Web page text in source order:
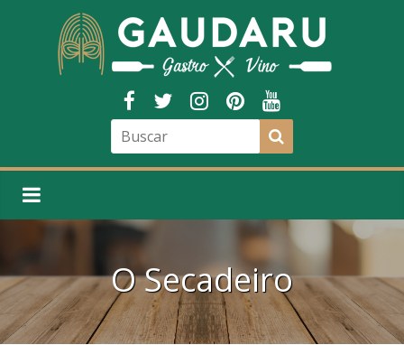
O Secadeiro